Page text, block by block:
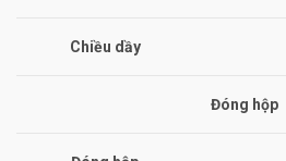
Chiều dầy
Đóng hộp